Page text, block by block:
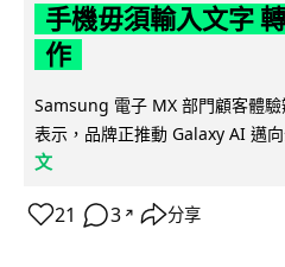
手機毋須輸入文字
作
Samsung 電子 MX 部門顧客體
表示，品牌正推動 Galaxy AI 邁
文
21 3 ↗ 分享